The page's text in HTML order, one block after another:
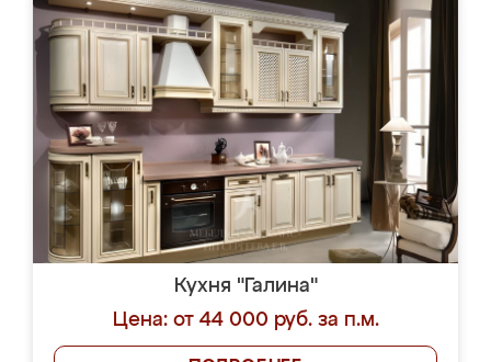
Кухня "Галина"
Цена: от 44 000 руб. за п.м.